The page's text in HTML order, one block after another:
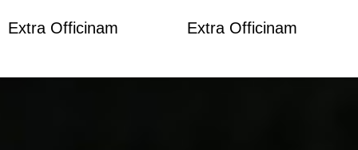
Extra Officinam Extra Officinam